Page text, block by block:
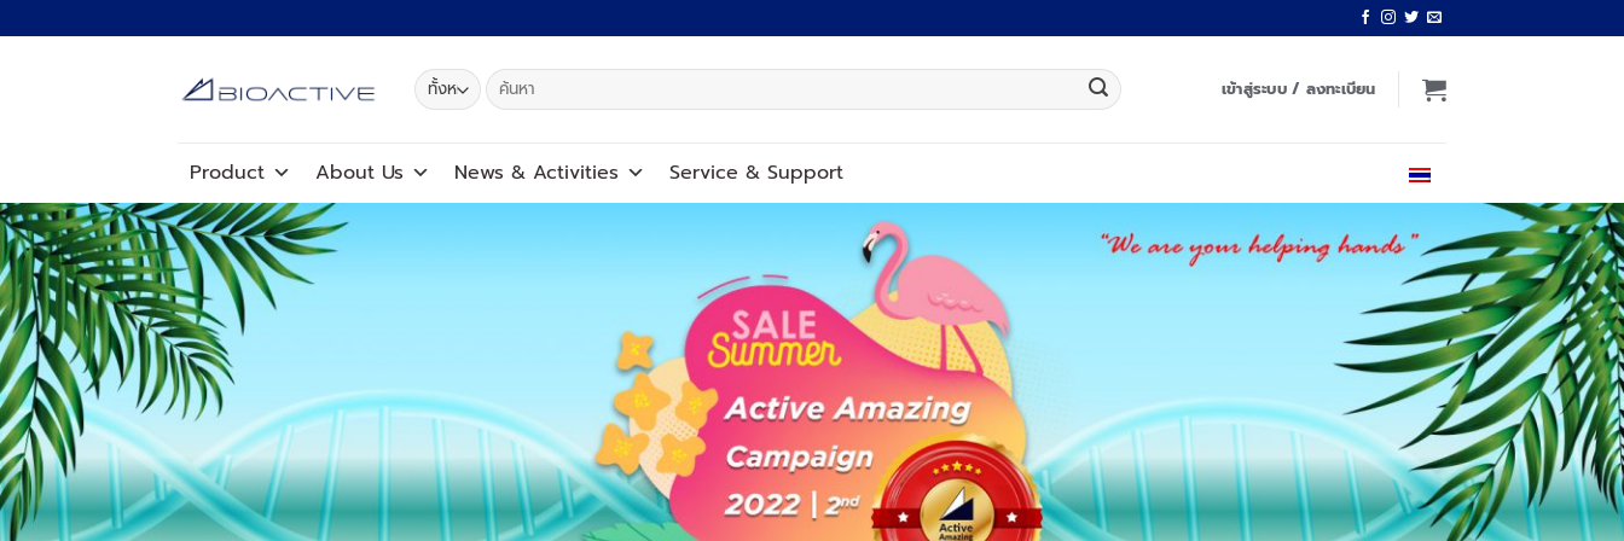
ไป
ค้นหา: เข้าสู่ระบบ / ลงทะเบียน
Product About Us News & Activities Service & Support